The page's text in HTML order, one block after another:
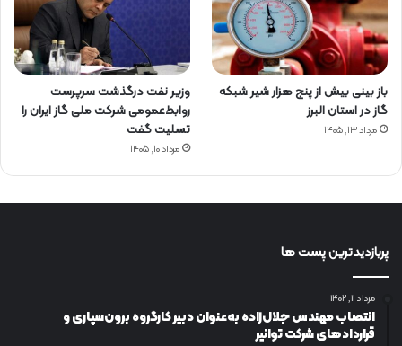
باز بینی بیش از پنج هزار شیر شبکه
گاز در استان البرز
مرداد ۱۳, ۱۴۰۵
وزیر نفت درگذشت سرپرست
روابط‌عمومی شرکت ملی گاز ایران را
تسلیت گفت
مرداد ۱۰, ۱۴۰۵
پربازدیدترین پست ها
مرداد ۱۱, ۱۴۰۲
انتصاب مهندس جلال‌زاده به‌عنوان دبیر كارگروه برون‌سپاری و
قراردادهای شركت توانیر